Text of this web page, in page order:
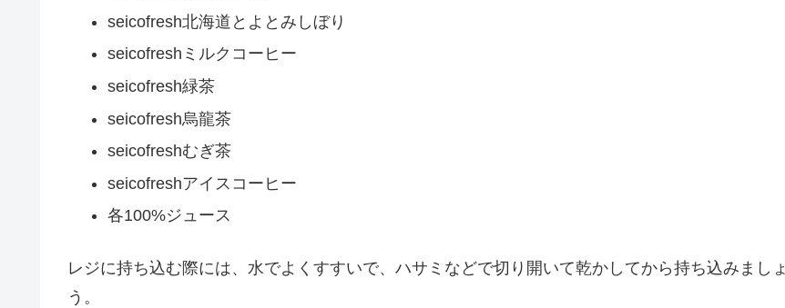
seicofresh北海道とよとみしぼり
seicofresh ミルクコーヒー
seicofresh緑茶
seicofresh烏龍茶
seicofreshむぎ茶
seicofreshアイスコーヒー
各100%ジュース
レジに持ち込む際には、水でよくすすいで、ハサミなどで切り開いて乾かしてから持ち込みましょ
う。